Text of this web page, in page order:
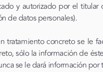
y autorizado por el titular
de datos personales).
concreto se le
sólo la información de
se le dará información por